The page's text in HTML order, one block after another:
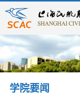
学院要闻